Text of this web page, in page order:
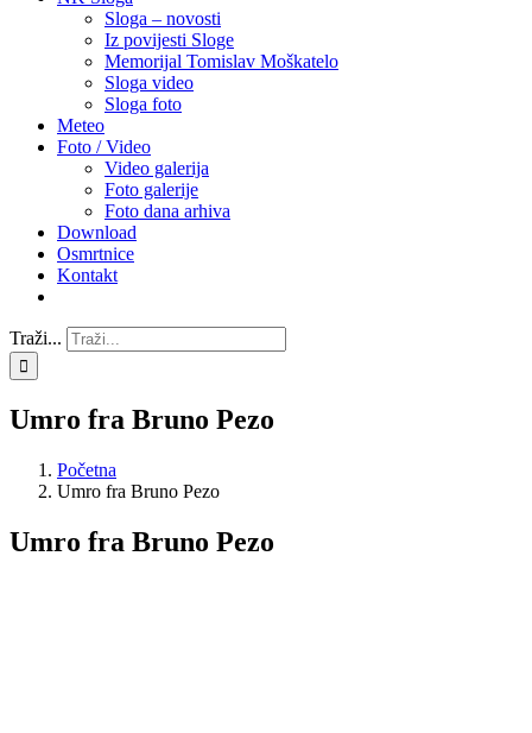
Sloga – novosti
Iz povijesti Sloge
Memorijal Tomislav Moškatelo
Sloga video
Sloga foto
Meteo
Foto / Video
Video galerija
Foto galerije
Foto dana arhiva
Download
Osmrtnice
Kontakt
Traži...
Umro fra Bruno Pezo
Početna
Umro fra Bruno Pezo
Umro fra Bruno Pezo